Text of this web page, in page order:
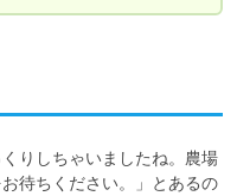
りしちゃいましたね。農場
待ちください。」とあるの